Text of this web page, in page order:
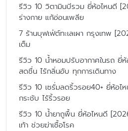
รีวิว 10 วิตามินบีรวม ยี่ห้อไหนดี
ร่างกาย แก้อ่อนเพลีย
7 ร้านบุฟเฟ่ต์ทะเลเผา กรุงเทพ
เต็ม
รีวิว 10 น้ำหอมปรับอากาศในรถ ยี่
สดชื่น ไร้กลิ่นอับ ทุกการเดินทาง
รีวิว 10 เซรั่มลดริ้วรอย40+ ยี่ห้อ
กระชับ ไร้ริ้วรอย
รีวิว 10 น้ำยาถูพื้น ยี่ห้อไหนดี
เท้า ช่วยฆ่าเชื้อโรค